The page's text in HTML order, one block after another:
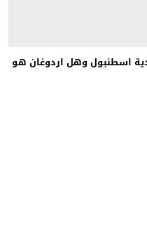
اسطنبول وهل اردوغان هو